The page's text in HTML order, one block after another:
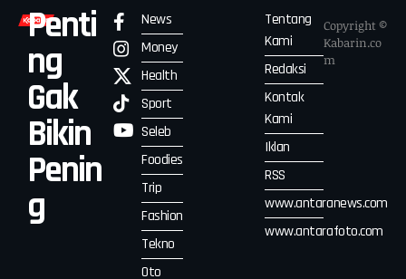
Penti
ng
Gak
Bikin
Penin
g
News
Money
Health
Sport
Seleb
Foodies
Trip
Fashion
Tekno
Oto
Tentang
Kami
Redaksi
Kontak
Kami
Iklan
RSS
www.antaranews.com
www.antarafoto.com
Copyright ©
Kabarin.co
m